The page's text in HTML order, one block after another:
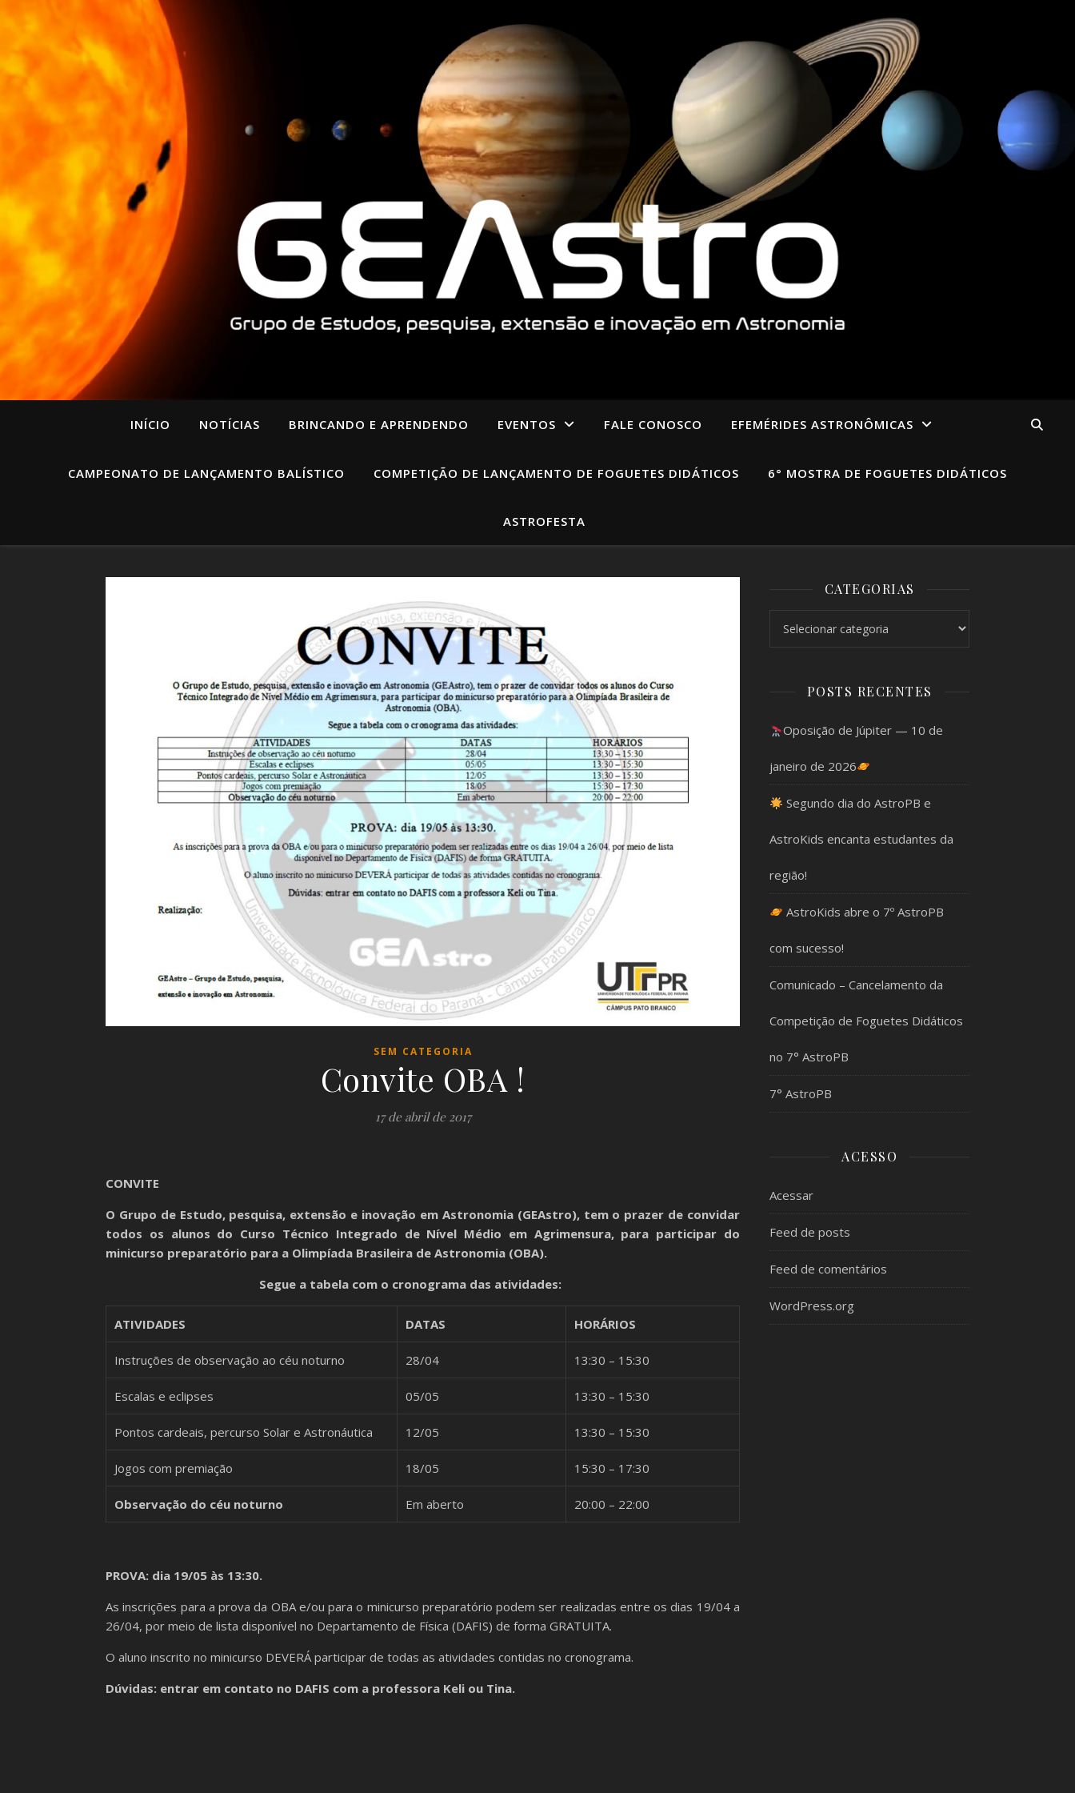
INÍCIO NOTÍCIAS BRINCANDO E APRENDENDO EVENTOS FALE CONOSCO EFEMÉRIDES ASTRONÔMICAS
CAMPEONATO DE LANÇAMENTO BALÍSTICO COMPETIÇÃO DE LANÇAMENTO DE FOGUETES DIDÁTICOS 6° MOSTRA DE FOGUETES DIDÁTICOS
ASTROFESTA
SEM CATEGORIA
Convite OBA !
17 de abril de 2017
CONVITE
O Grupo de Estudo, pesquisa, extensão e inovação em Astronomia (GEAstro), tem o prazer de convidar
todos os alunos do Curso Técnico Integrado de Nível Médio em Agrimensura, para participar do
minicurso preparatório para a Olimpíada Brasileira de Astronomia (OBA).
Segue a tabela com o cronograma das atividades:
ATIVIDADES DATAS HORÁRIOS
Instruções de observação ao céu noturno 28/04 13:30 – 15:30
Escalas e eclipses 05/05 13:30 – 15:30
Pontos cardeais, percurso Solar e Astronáutica 12/05 13:30 – 15:30
Jogos com premiação 18/05 15:30 – 17:30
Observação do céu noturno Em aberto 20:00 – 22:00
PROVA: dia 19/05 às 13:30.
As inscrições para a prova da OBA e/ou para o minicurso preparatório podem ser realizadas entre os dias 19/04 a
26/04, por meio de lista disponível no Departamento de Física (DAFIS) de forma GRATUITA.
O aluno inscrito no minicurso DEVERÁ participar de todas as atividades contidas no cronograma.
Dúvidas: entrar em contato no DAFIS com a professora Keli ou Tina.
CATEGORIAS
POSTS RECENTES
Oposição de Júpiter — 10 de
janeiro de 2026
Segundo dia do AstroPB e
AstroKids encanta estudantes da
região!
AstroKids abre o 7º AstroPB
com sucesso!
Comunicado – Cancelamento da
Competição de Foguetes Didáticos
no 7° AstroPB
7° AstroPB
ACESSO
Acessar
Feed de posts
Feed de comentários
WordPress.org